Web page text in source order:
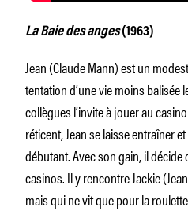
La Baie des anges(1963)
Jean (Claude Mann) est un
tentation d’une vie moins balisée
collègues l’invite à jouer au
réticent,Jean se laisse entraîner
débutant. Avec son gain, il
casinos. Il y rencontre Jackie
mais qui ne vit que pour la